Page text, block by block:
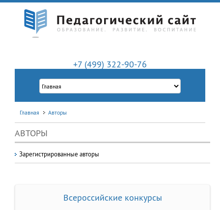
+7 (499) 322-90-76
Главная Авторы
АВТОРЫ
Зарегистрированные авторы
Всероссийские конкурсы